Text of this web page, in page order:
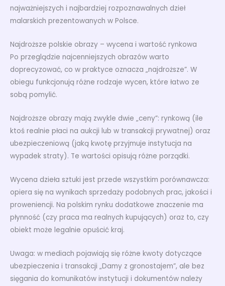
najważniejszych i najbardziej rozpoznawalnych dzieł
malarskich prezentowanych w Polsce.
Najdroższe polskie obrazy – wycena i wartość rynkowa
Po przeglądzie najcenniejszych obrazów warto
doprecyzować, co w praktyce oznacza „najdroższe”. W
obiegu funkcjonują różne rodzaje wycen, które łatwo ze
sobą pomylić.
Najdroższe obrazy mają zwykle dwie „ceny”: rynkową (ile
ktoś realnie płaci na aukcji lub w transakcji prywatnej) oraz
ubezpieczeniową (jaką kwotę przyjmuje instytucja na
wypadek straty). Te wartości opisują różne porządki.
Wycena dzieła sztuki jest przede wszystkim porównawcza:
opiera się na wynikach sprzedaży podobnych prac, jakości i
proweniencji. Na polskim rynku dodatkowe znaczenie ma
płynność (czy praca ma realnych kupujących) oraz to, czy
obiekt może legalnie opuścić kraj.
Uwaga: w mediach pojawiają się różne kwoty dotyczące
ubezpieczenia i transakcji „Damy z gronostajem”, ale bez
sięgania do komunikatów instytucji i dokumentów należy